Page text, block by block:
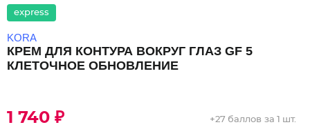
express
KORA
КРЕМ ДЛЯ КОНТУРА ВОКРУГ ГЛАЗ GF 5
КЛЕТОЧНОЕ ОБНОВЛЕНИЕ
1 740 ₽ +27 баллов за 1 шт.